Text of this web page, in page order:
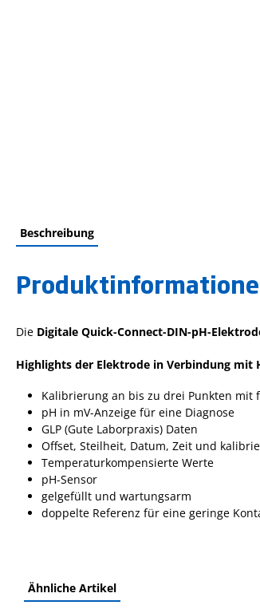
Beschreibung
Die Digitale Quick-Connect-DIN-pH-
Highlights der Elektrode in Verbindung mit
Kalibrierung an bis zu drei Punkten
pH in mV-Anzeige für eine Diagnose
GLP (Gute Laborpraxis) Daten
Offset, Steilheit, Datum, Zeit und
Temperaturkompensierte Werte
pH-Sensor
gelgefüllt und wartungsarm
doppelte Referenz für eine geringe
Ähnliche Artikel